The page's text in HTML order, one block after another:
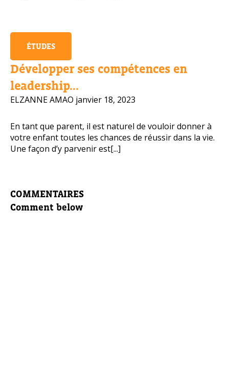
ÉTUDES
Développer ses compétences en
leadership...
ELZANNE AMAO janvier 18, 2023
En tant que parent, il est naturel de vouloir donner à
votre enfant toutes les chances de réussir dans la vie.
Une façon d’y parvenir est[...]
COMMENTAIRES
Comment below